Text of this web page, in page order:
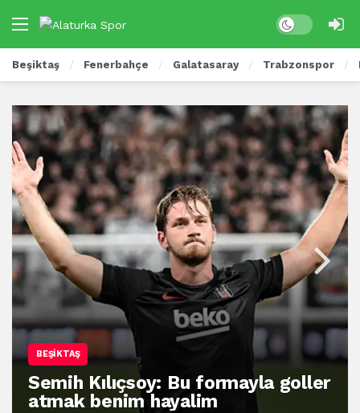
Beşiktaş Fenerbahçe Galatasaray Trabzonspor
BEŞIKTAŞ
Semih Kılıçsoy: Bu formayla goller
atmak benim hayalim